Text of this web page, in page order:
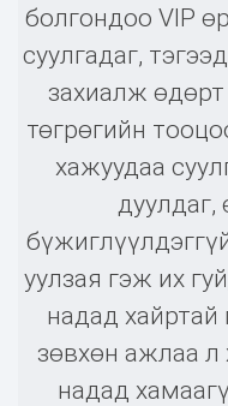
болгондоо VIP
суулгадаг,
захиалж
төгрөгийн
хажуудаа
дуулдаг,
уулзая гэж их
надад хайртай
зөвхөн ажлаа л
надад